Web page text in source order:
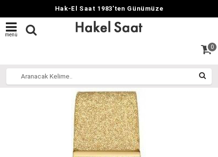
Hak-El Saat 1983'ten Günümüze
menü
0